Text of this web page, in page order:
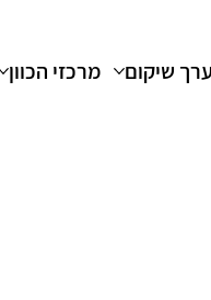
שיקום מרכזי הכוון